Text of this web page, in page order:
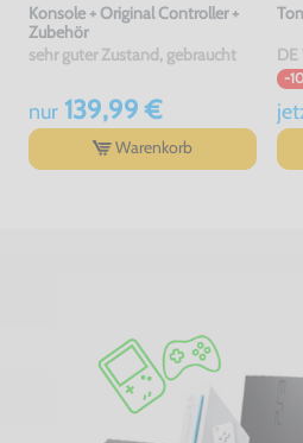
Konsole + Original Controller +
Zubehör
sehr guter Zustand, gebraucht
nur139,99 €
Warenkorb
DE
-